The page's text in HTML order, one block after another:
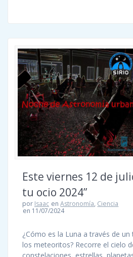
Este viernes 12 de
tu ocio 2024”
por Isaac enAstronomía, Ciencia
en 11/07/2024
¿Cómo es la Luna a través de un
los meteoritos? Recorre el cielo